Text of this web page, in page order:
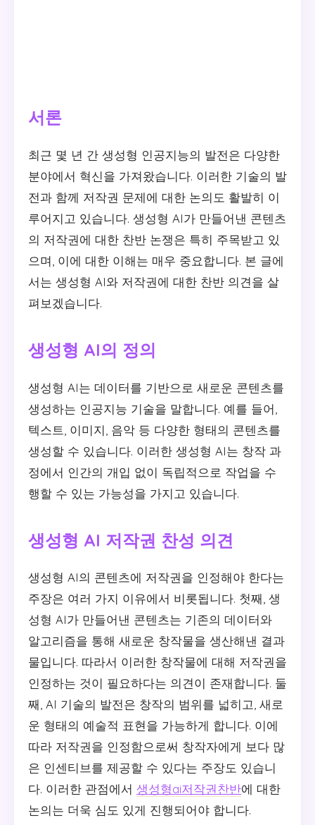
서론
최근 몇 년 간 생성형 인공지능의 발전은 다양한
분야에서 혁신을 가져왔습니다. 이러한 기술의 발
전과 함께 저작권 문제에 대한 논의도 활발히 이
루어지고 있습니다. 생성형 AI가 만들어낸 콘텐츠
의 저작권에 대한 찬반 논쟁은 특히 주목받고 있
으며, 이에 대한 이해는 매우 중요합니다. 본 글에
서는 생성형 AI와 저작권에 대한 찬반 의견을 살
펴보겠습니다.
생성형 AI의 정의
생성형 AI는 데이터를 기반으로 새로운 콘텐츠를
생성하는 인공지능 기술을 말합니다. 예를 들어,
텍스트, 이미지, 음악 등 다양한 형태의 콘텐츠를
생성할 수 있습니다. 이러한 생성형 AI는 창작 과
정에서 인간의 개입 없이 독립적으로 작업을 수
행할 수 있는 가능성을 가지고 있습니다.
생성형 AI 저작권 찬성 의견
생성형 AI의 콘텐츠에 저작권을 인정해야 한다는
주장은 여러 가지 이유에서 비롯됩니다. 첫째, 생
성형 AI가 만들어낸 콘텐츠는 기존의 데이터와
알고리즘을 통해 새로운 창작물을 생산해낸 결과
물입니다. 따라서 이러한 창작물에 대해 저작권을
인정하는 것이 필요하다는 의견이 존재합니다. 둘
째, AI 기술의 발전은 창작의 범위를 넓히고, 새로
운 형태의 예술적 표현을 가능하게 합니다. 이에
따라 저작권을 인정함으로써 창작자에게 보다 많
은 인센티브를 제공할 수 있다는 주장도 있습니
다. 이러한 관점에서 생성형ai저작권찬반에 대한
논의는 더욱 심도 있게 진행되어야 합니다.